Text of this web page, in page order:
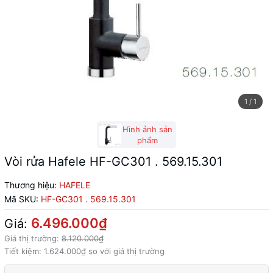
1 / 1
Hình ảnh sản
phẩm
Vòi rửa Hafele HF-GC301 . 569.15.301
Thương hiệu: HAFELE
Mã SKU: HF-GC301 . 569.15.301
Giá: 6.496.000₫
Giá thị trường: 8.120.000₫
Tiết kiệm: 1.624.000₫ so với giá thị trường